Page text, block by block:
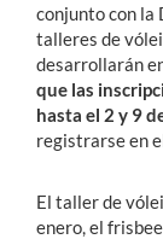
conjunto con la
talleres de
desarrollarán
que las
hasta el 2 y 9
registrarse en
El taller de
enero, el